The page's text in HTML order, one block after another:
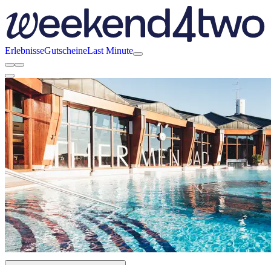
ErlebnisseGutscheineLast Minute